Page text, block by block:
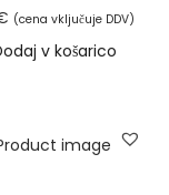
(cena vključuje DDV)
v košarico